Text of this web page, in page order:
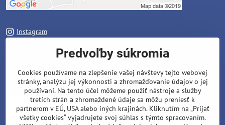
Instagram
Váš telefón*
Predvoľby súkromia
Cookies používame na zlepšenie vašej návštevy tejto webovej
stránky, analýzu jej výkonnosti a zhromažďovanie údajov o jej
používaní. Na tento účel môžeme použiť nástroje a služby
tretích strán a zhromaždené údaje sa môžu preniesť k
partnerom v EÚ, USA alebo iných krajinách. Kliknutím na „Prijať
všetky cookies“ vyjadrujete svoj súhlas s týmto spracovaním.